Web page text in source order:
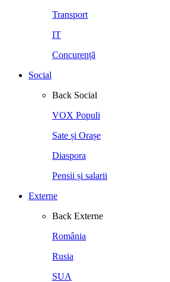
Transport
IT
Concurență
Social
Back Social
VOX Populi
Sate și Orașe
Diaspora
Pensii și salarii
Externe
Back Externe
România
Rusia
SUA